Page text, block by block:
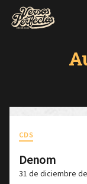
CDS
Denom
31 de diciembre